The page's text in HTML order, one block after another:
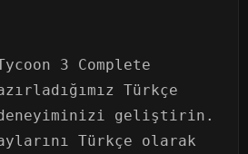
3 Complete
Türkçe
geliştirin.
Türkçe olarak